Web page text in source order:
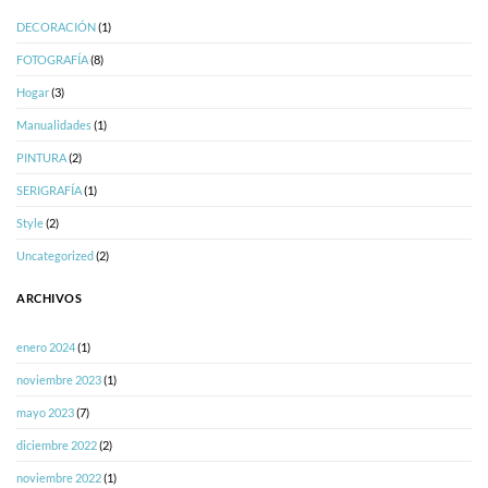
DECORACIÓN(1)
FOTOGRAFÍA(8)
Hogar(3)
Manualidades(1)
PINTURA(2)
SERIGRAFÍA(1)
Style(2)
Uncategorized(2)
ARCHIVOS
enero 2024(1)
noviembre 2023(1)
mayo 2023(7)
diciembre 2022(2)
noviembre 2022(1)